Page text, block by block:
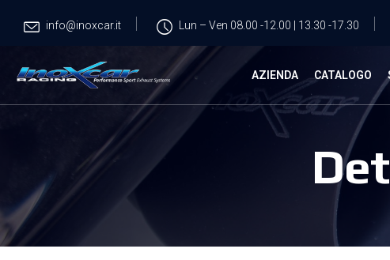
info@inoxcar.it Lun – Ven 08.00 -12.00 | 13.30 -17.30
AZIENDA CATALOGO